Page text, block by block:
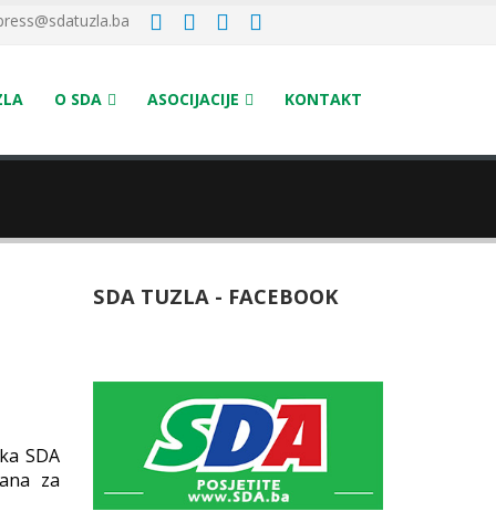
O SDA ASOCIJACIJE KONTAKT
SDA
za
SDA TUZLA - FACEBOOK